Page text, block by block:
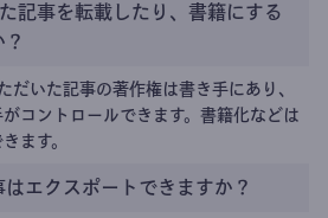
記事を転載したり、書籍にする
いた記事の著作権は書き手にあり、
コントロールできます。書籍化などは
ます。
エクスポートできますか？